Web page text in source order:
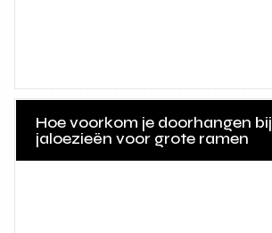
Hoe voorkom je doorhangen
jaloezieën voor grote ramen